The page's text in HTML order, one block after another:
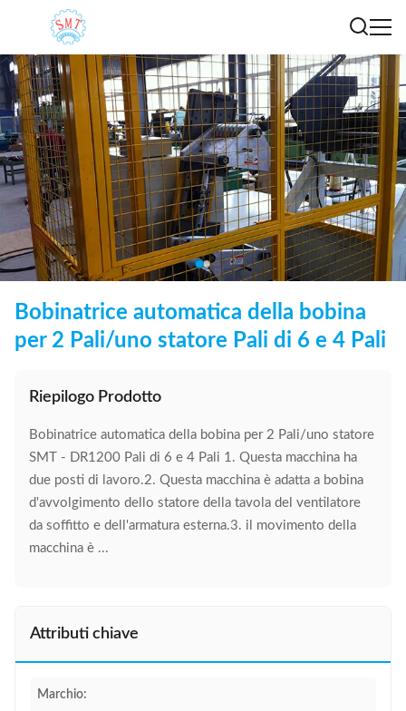
Bobinatrice automatica della bobina
per 2 Pali/uno statore Pali di 6 e 4 Pali
Riepilogo Prodotto
Bobinatrice automatica della bobina per 2 Pali/uno statore
SMT - DR1200 Pali di 6 e 4 Pali 1. Questa macchina ha
due posti di lavoro.2. Questa macchina è adatta a bobina
d'avvolgimento dello statore della tavola del ventilatore
da soffitto e dell'armatura esterna.3. il movimento della
macchina è ...
Attributi chiave
Marchio: